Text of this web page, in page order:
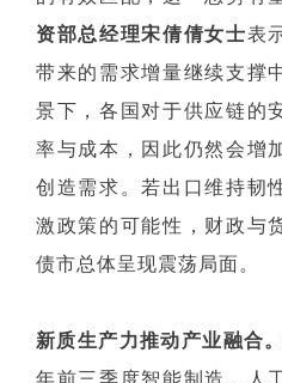
资部总经理宋倩倩女士表
带来的需求增量继续支撑
景下，各国对于供应链的
率与成本，因此仍然会增
创造需求。若出口维持韧
激政策的可能性，财政与
债市总体呈现震荡局面。
新质生产力推动产业融合